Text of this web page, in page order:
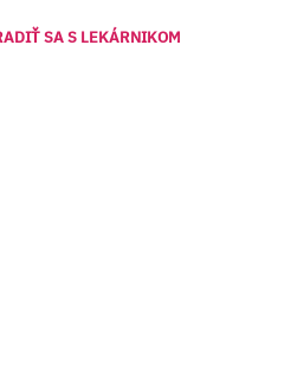
SA S LEKÁRNIKOM